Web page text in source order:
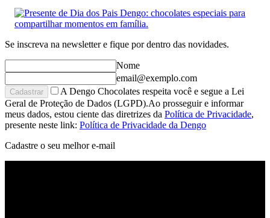
Se inscreva na newsletter e fique por dentro das novidades.
Nome
email@exemplo.com
Cadastrar
A Dengo Chocolates respeita você e segue a Lei
Geral de Proteção de Dados (LGPD).Ao prosseguir e informar
meus dados, estou ciente das diretrizes da Política de Privacidade,
presente neste link: Política de Privacidade da Dengo
Cadastre o seu melhor e-mail